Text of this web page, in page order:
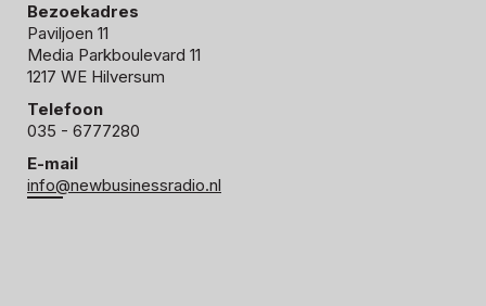
Bezoekadres
Paviljoen 11
Media Parkboulevard 11
1217 WE Hilversum
Telefoon
035 - 6777280
E-mail
info@newbusinessradio.nl